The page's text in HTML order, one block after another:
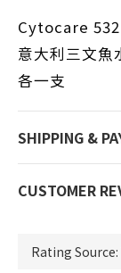
Cytocare
意大利三文
各一支
SHIPPING &
CUSTOMER